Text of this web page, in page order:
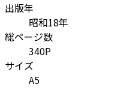
出版年
昭和18年
総ページ数
340P
サイズ
A5